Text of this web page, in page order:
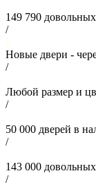
149 790
/
Новые двери -
/
Любой размер и
/
50 000 дверей в
/
143 000
/